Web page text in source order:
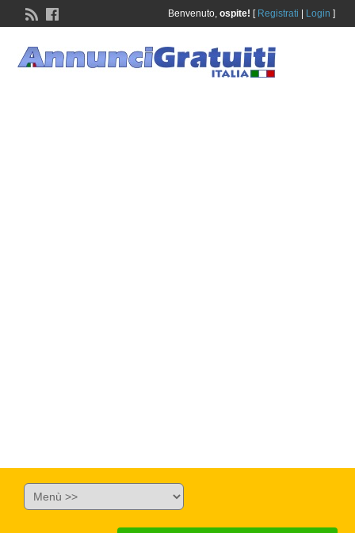
Benvenuto, ospite! [ Registrati Login ]